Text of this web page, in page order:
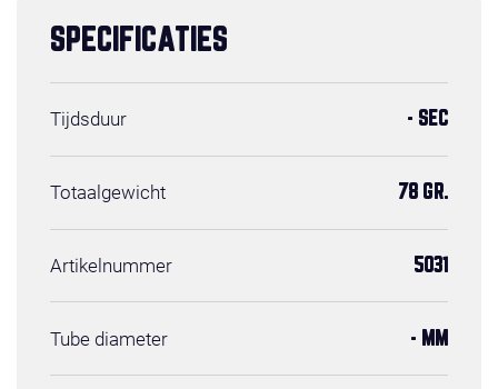
SPECIFICATIES
Tijdsduur - SEC
Totaalgewicht 78 GR.
Artikelnummer 5031
Tube diameter - MM